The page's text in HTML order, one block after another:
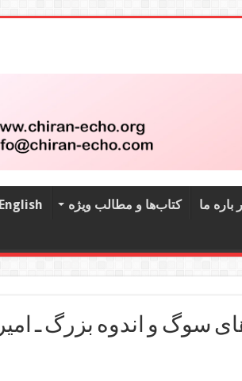
باره ما کتاب‌‌ها و مطالب ویژه English
سوگ و اندوه بزرگ ـ امیر